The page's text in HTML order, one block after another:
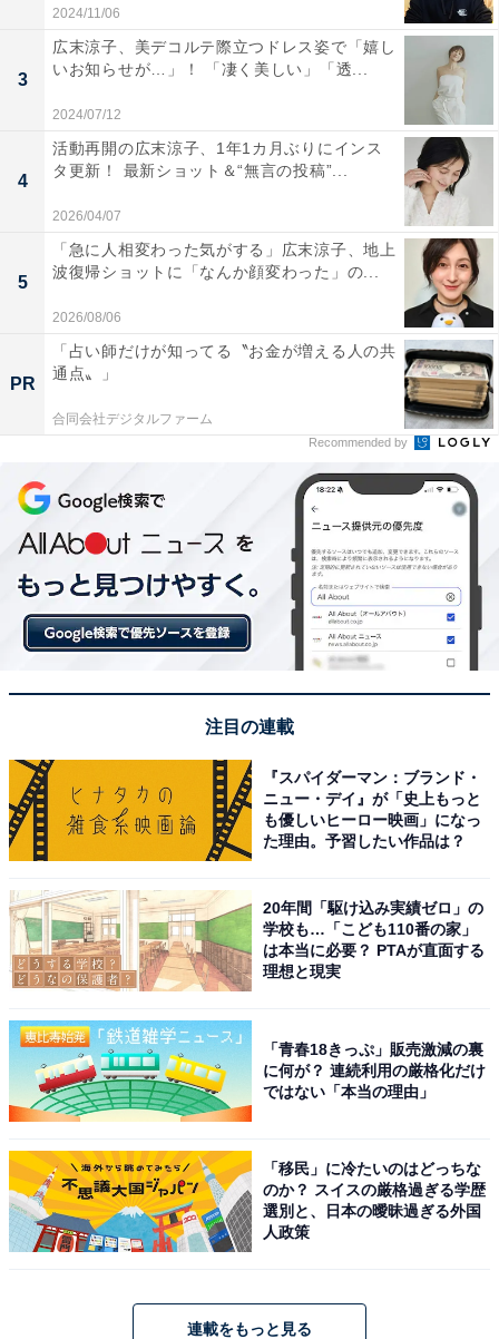
2024/11/06
3
広末涼子、美デコルテ際立つドレス姿で「嬉し
いお知らせが…」！ 「凄く美しい」「透...
2024/07/12
4
活動再開の広末涼子、1年1カ月ぶりにインス
タ更新！ 最新ショット＆“無言の投稿”...
2026/04/07
5
「急に人相変わった気がする」広末涼子、地上
波復帰ショットに「なんか顔変わった」の...
2026/08/06
PR
「占い師だけが知ってる〝お金が増える人の共
通点〟」
合同会社デジタルファーム
Recommended by
注目の連載
『スパイダーマン：ブランド・
ニュー・デイ』が「史上もっと
も優しいヒーロー映画」になっ
た理由。予習したい作品は？
20年間「駆け込み実績ゼロ」の
学校も…「こども110番の家」
は本当に必要？ PTAが直面する
理想と現実
「青春18きっぷ」販売激減の裏
に何が？ 連続利用の厳格化だけ
ではない「本当の理由」
「移民」に冷たいのはどっちな
のか？ スイスの厳格過ぎる学歴
選別と、日本の曖昧過ぎる外国
人政策
連載をもっと見る